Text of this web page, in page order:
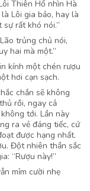
Thiên Hổ nhìn Hà
Lôi gia bảo, hay là
rất khó nói.”
trủng chủ nói,
hai mà một.”
kính một chén rượu
hơi cạn sạch.
chắn sẽ không
rồi, ngay cả
tới. Lần này
ra vẻ đáng tiếc, cứ
được hạng nhất.
Đột nhiên thần sắc
“Rượu này!”
mỉm cười nhẹ